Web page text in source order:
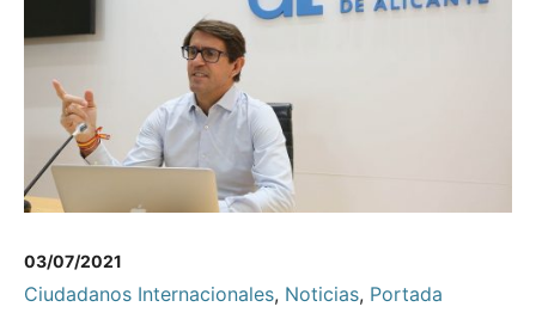
03/07/2021
Ciudadanos Internacionales, Noticias, Portada